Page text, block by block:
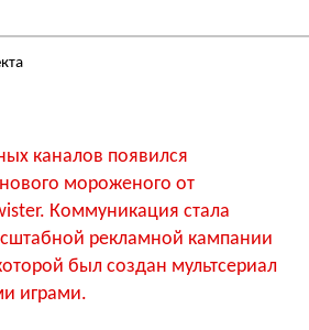
каналов появился
мороженого от
Коммуникация стала
рекламной кампании
был создан мультсериал
играми.